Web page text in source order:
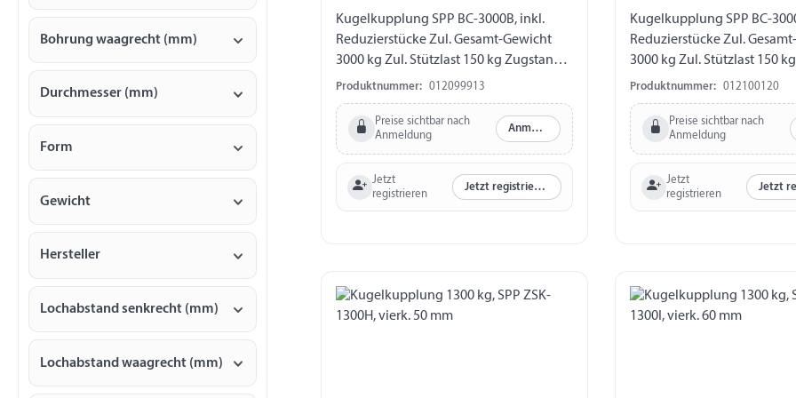
Bohrung waagrecht (mm)
Durchmesser (mm)
Form
Gewicht
Hersteller
Lochabstand senkrecht (mm)
Lochabstand waagrecht (mm)
Kugelkupplung SPP BC-3000B, inkl.
Reduzierstücke Zul. Gesamt-Gewicht
3000 kg Zul. Stützlast 150 kg Zugstange-
Ø 35 / 40 / 45 / 50 mm Bohrung
horizontal Ø 12,5 mm Bohrung vertikal
Ø 12,5 mm Abstand Bohrungen 40 mm
Produktnummer: 012099913
Preise sichtbar nach
Anmeldung
Anmelden
Jetzt
registrieren
Jetzt registrieren
Kugelkupplung SPP BC-
Reduzierstücke Zul.
3000 kg Zul. Stützlast 150
Ø 50 mm Reduzierstücke auf
45 mm Bohrung horizontal
Bohrung vertikal Ø 12,5
Bohrungen horizontal 48 -
Produktnummer: 012100120
Preise sichtbar nach
Anmeldung
Jetzt
registrieren